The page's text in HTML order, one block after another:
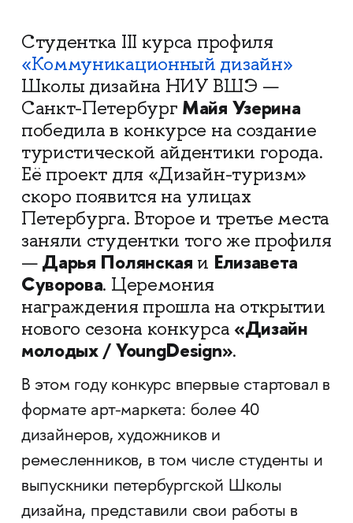
Студентка III курса профиля
«Коммуникационный дизайн»
Школы дизайна НИУ ВШЭ —
Санкт-Петербург Майя Узерина
победила в конкурсе на создание
туристической айдентики города.
Её проект для «Дизайн-туризм»
скоро появится на улицах
Петербурга. Второе и третье места
заняли студентки того же профиля
— Дарья Полянская и Елизавета
Суворова. Церемония
награждения прошла на открытии
нового сезона конкурса «Дизайн
молодых / YoungDesign».
В этом году конкурс впервые стартовал в
формате арт-маркета: более 40
дизайнеров, художников и
ремесленников, в том числе студенты и
выпускники петербургской Школы
дизайна, представили свои работы в